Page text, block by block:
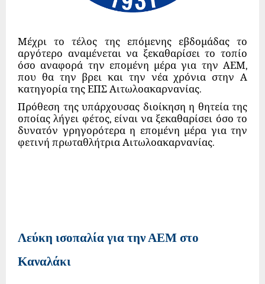
Μέχρι το τέλος της επόμενης εβδομάδας το
αργότερο αναμένεται να ξεκαθαρίσει το τοπίο
όσο αναφορά την επομένη μέρα για την ΑΕΜ,
που θα την βρει και την νέα χρόνια στην Α
κατηγορία της ΕΠΣ Αιτωλοακαρνανίας.
Πρόθεση της υπάρχουσας διοίκηση η θητεία της
οποίας λήγει φέτος, είναι να ξεκαθαρίσει όσο το
δυνατόν γρηγορότερα η επομένη μέρα για την
φετινή πρωταθλήτρια Αιτωλοακαρνανίας.
Λεύκη ισοπαλία για την ΑΕΜ στο
Καναλάκι